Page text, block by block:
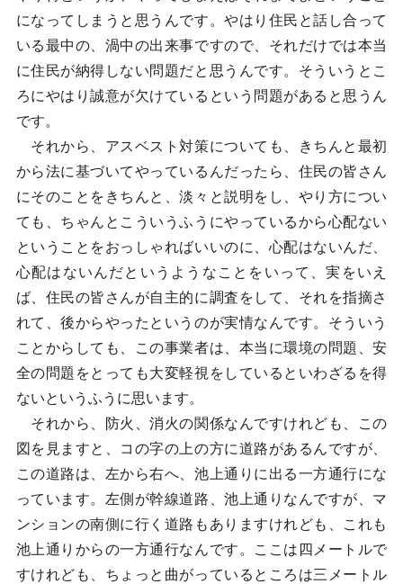
になってしまうと思うんです。やはり住民と話し合って
いる最中の、渦中の出来事ですので、それだけでは本当
に住民が納得しない問題だと思うんです。そういうとこ
ろにやはり誠意が欠けているという問題があると思うん
です。
それから、アスベスト対策についても、きちんと最初
から法に基づいてやっているんだったら、住民の皆さん
にそのことをきちんと、淡々と説明をし、やり方につい
ても、ちゃんとこういうふうにやっているから心配ない
ということをおっしゃればいいのに、心配はないんだ、
心配はないんだというようなことをいって、実をいえ
ば、住民の皆さんが自主的に調査をして、それを指摘さ
れて、後からやったというのが実情なんです。そういう
ことからしても、この事業者は、本当に環境の問題、安
全の問題をとっても大変軽視をしているといわざるを得
ないというふうに思います。
それから、防火、消火の関係なんですけれども、この
図を見ますと、コの字の上の方に道路があるんですが、
この道路は、左から右へ、池上通りに出る一方通行にな
っています。左側が幹線道路、池上通りなんですが、マ
ンションの南側に行く道路もありますけれども、これも
池上通りからの一方通行なんです。ここは四メートルで
すけれども、ちょっと曲がっているところは三メートル